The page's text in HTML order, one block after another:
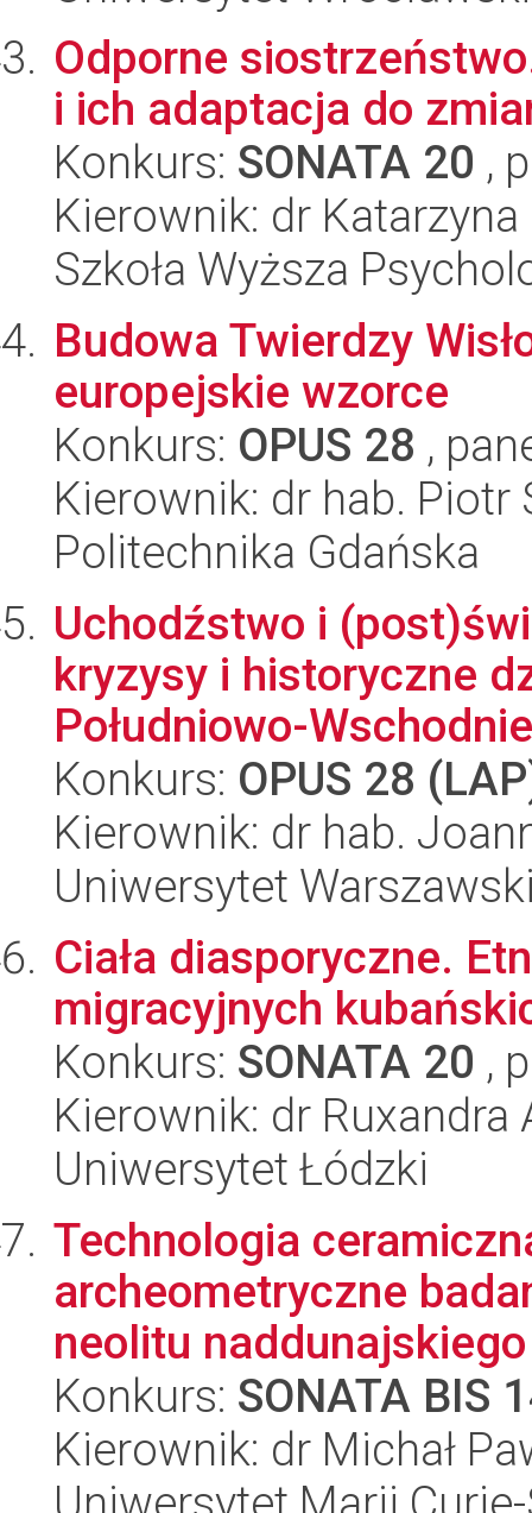
Odporne
i ich adaptacja do
Konkurs: SONATA 20 ,
Kierownik: dr Katarzyna
Szkoła Wyższa
Budowa Twierdzy
europejskie wzorce
Konkurs: OPUS 28 ,
Kierownik: dr hab. Piotr
Politechnika Gdańska
Uchodźstwo i
kryzysy i historyczne
Południowo-
Konkurs: OPUS 28
Kierownik: dr hab.
Uniwersytet
Ciała diasporyczne.
migracyjnych
Konkurs: SONATA 20 ,
Kierownik: dr Ruxandra
Uniwersytet Łódzki
Technologia
archeometryczne
neolitu
Konkurs: SONATA BIS
Kierownik: dr Michał